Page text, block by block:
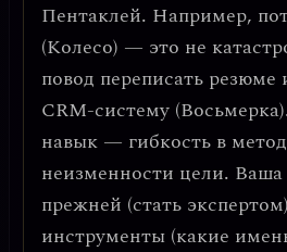
Пентаклей. Например,
(Колесо) — это не
повод переписать резюме
CRM-систему
навык — гибкость в
неизменности цели. Ваша
прежней (стать
инструменты (какие